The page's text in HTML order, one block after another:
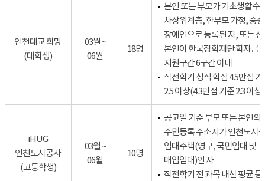
인천대교 희망
(대학생)
03월 ~
06월
18명
본인 또는 부모가 기초생활수
차상위계층, 한부모 가정, 중증
장애인으로 등록된 자, 또는
본인이 한국장학재단 학자금
지원구간 6구간 이내
직전학기 성적 학점 4.5만점 기
2.5 이상(4.3만점 기준 2.3 이상)
iHUG
인천도시공사
(고등학생)
03월 ~
06월
10명
공고일 기준 부모 또는 본인의
주민등록 주소지가 인천도시
임대주택(영구, 국민임대 및
매입임대)인 자
직전학기 전 과목 내신 평균 등